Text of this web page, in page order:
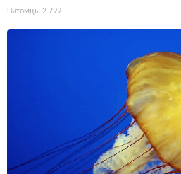
Питомцы 2 799